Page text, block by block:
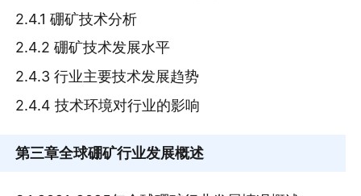
2.4.1 硼矿技术分析
2.4.2 硼矿技术发展水平
2.4.3 行业主要技术发展趋势
2.4.4 技术环境对行业的影响
第三章全球硼矿行业发展概述